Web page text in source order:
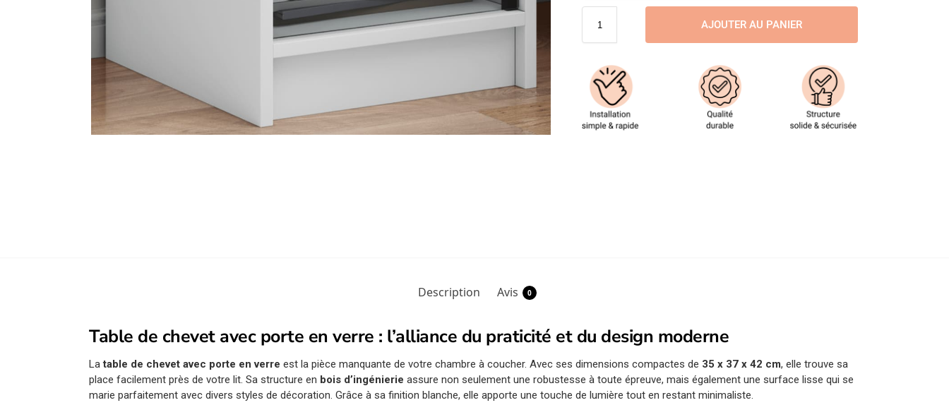
AJOUTER AU PANIER
Description Avis 0
Table de chevet avec porte en verre : l’alliance du praticité et du design moderne
Latable de chevet avec porte en verre est la pièce manquante de votre chambre à coucher. Avec ses dimensions compactes de 35 x 37 x 42 cm, elle trouve sa
place facilement près de votre lit. Sa structure en bois d’ingénierie assure non seulement une robustesse à toute épreuve, mais également une surface lisse qui se
marie parfaitement avec divers styles de décoration. Grâce à sa finition blanche, elle apporte une touche de lumière tout en restant minimaliste.